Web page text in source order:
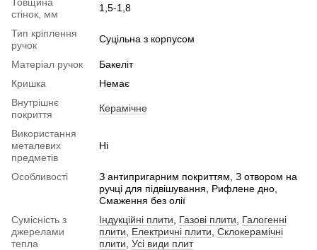
стінок, мм
1,5-1,8
Тип кріплення
ручок
Суцільна з корпусом
Матеріал ручок
Бакеліт
Кришка
Немає
Внутрішнє
покриття
Керамічне
Використання
металевих
предметів
Ні
Особливості
З антипригарним покриттям, З отвором на
ручці для підвішування, Рифлене дно,
Смаження без олії
Сумісність з
джерелами
тепла
Індукційні плити Газові плити
Галогенні
плити
Електричні плити Склокерамічні
плити Усі види плит